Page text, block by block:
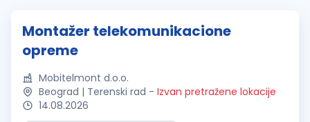
Montažer telekomunikacione
opreme
Mobitelmont d.o.o.
Beograd | Terenski rad - Izvan pretražene lokacije
14.08.2026